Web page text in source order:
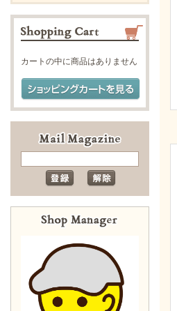
カートの中に商品はありません